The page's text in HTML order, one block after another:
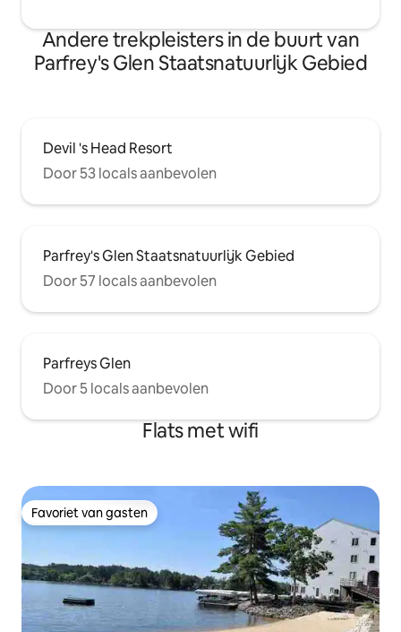
Andere trekpleisters in de buurt van
Parfrey's Glen Staatsnatuurlijk Gebied
Devil 's Head Resort
Door 53 locals aanbevolen
Parfrey's Glen Staatsnatuurlijk Gebied
Door 57 locals aanbevolen
Parfreys Glen
Door 5 locals aanbevolen
Flats met wifi
Favoriet van gasten
Favoriet van gasten